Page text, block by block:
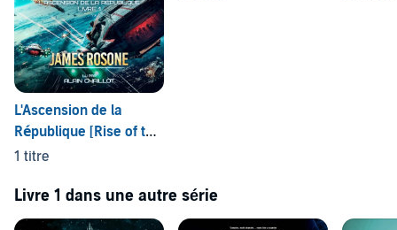
L'Ascension de la
République [Rise of the
Republic]
1 titre
Livre 1 dans une autre série